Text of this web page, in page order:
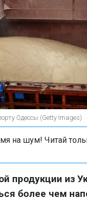
Одессы (Getty Images)
на шум! Читай
продукции из
более чем